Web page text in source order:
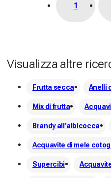
1
Visualizza altre
Frutta secca Anelli
Mix di frutta
Brandy all'albicocca
Acquavite di mele
Supercibi